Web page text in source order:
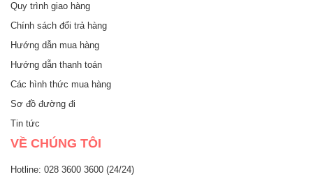
Quy trình giao hàng
Chính sách đổi trả hàng
Hướng dẫn mua hàng
Hướng dẫn thanh toán
Các hình thức mua hàng
Sơ đồ đường đi
Tin tức
VỀ CHÚNG TÔI
Hotline: 028 3600 3600 (24/24)